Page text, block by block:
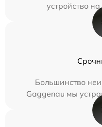
устройство
Большинство
Gaggenau мы